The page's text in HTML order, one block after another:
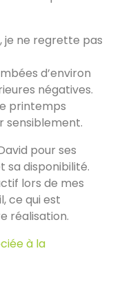
73170
des
je ne regrette pas
d’environ
négatives.
printemps
sensiblement.
pour ses
sa disponibilité.
lors de mes
ce qui est
réalisation.
à la